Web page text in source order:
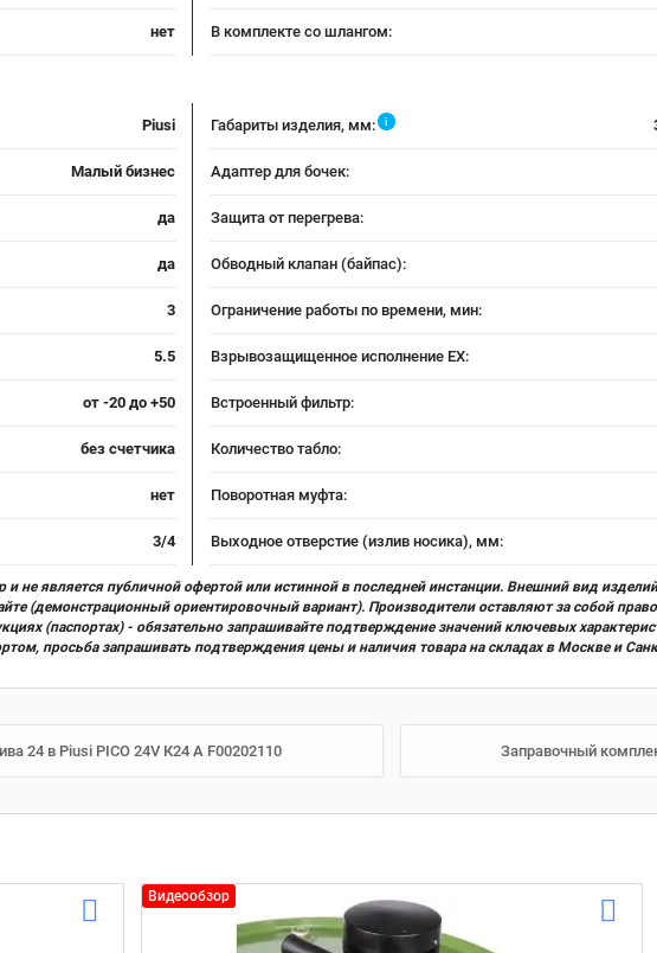
нет В комплекте со шлангом:
Piusi Габариты изделия, мм: i
Малый бизнес Адаптер для бочек:
да Защита от перегрева:
да Обводный клапан (байпас):
3 Ограничение работы по времени, мин:
5.5 Взрывозащищенное исполнение EX:
от -20 до +50 Встроенный фильтр:
без счетчика Количество табло:
нет Поворотная муфта:
3/4 Выходное отверстие (излив носика), мм:
не является публичной офертой или истинной в последней инстанции. Внешний вид
(демонстрационный ориентировочный вариант). Производители оставляют за собой
(паспортах) - обязательно запрашивайте подтверждение значений ключевых
просьба запрашивать подтверждения цены и наличия товара на складах в Москве и
24 в Piusi PICO 24V К24 А F00202110 Заправочный
Видеообзор